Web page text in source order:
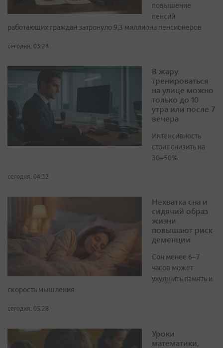
повышение
пенсий
работающих граждан затронуло 9,3 миллиона пенсионеров
сегодня, 03:23
В жару
тренироваться
на улице можно
только до 10
утра или после 7
вечера
Интенсивность
стоит снизить на
30–50%
сегодня, 04:32
Нехватка сна и
сидячий образ
жизни
повышают риск
деменции
Сон менее 6–7
часов может
ухудшить память и
скорость мышления
сегодня, 05:28
Уроки
математики,